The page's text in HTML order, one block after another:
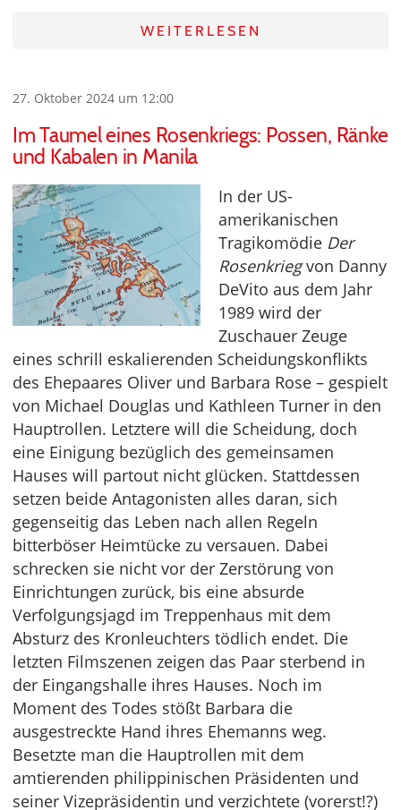
WEITERLESEN
27. Oktober 2024 um 12:00
Im Taumel eines Rosenkriegs: Possen, Ränke
und Kabalen in Manila
In der US-
amerikanischen
Tragikomödie Der
Rosenkriegvon Danny
DeVito aus dem Jahr
1989 wird der
Zuschauer Zeuge
eines schrill eskalierenden Scheidungskonflikts
des Ehepaares Oliver und Barbara Rose – gespielt
von Michael Douglas und Kathleen Turner in den
Hauptrollen. Letztere will die Scheidung, doch
eine Einigung bezüglich des gemeinsamen
Hauses will partout nicht glücken. Stattdessen
setzen beide Antagonisten alles daran, sich
gegenseitig das Leben nach allen Regeln
bitterböser Heimtücke zu versauen. Dabei
schrecken sie nicht vor der Zerstörung von
Einrichtungen zurück, bis eine absurde
Verfolgungsjagd im Treppenhaus mit dem
Absturz des Kronleuchters tödlich endet. Die
letzten Filmszenen zeigen das Paar sterbend in
der Eingangshalle ihres Hauses. Noch im
Moment des Todes stößt Barbara die
ausgestreckte Hand ihres Ehemanns weg.
Besetzte man die Hauptrollen mit dem
amtierenden philippinischen Präsidenten und
seiner Vizepräsidentin und verzichtete (vorerst!?)